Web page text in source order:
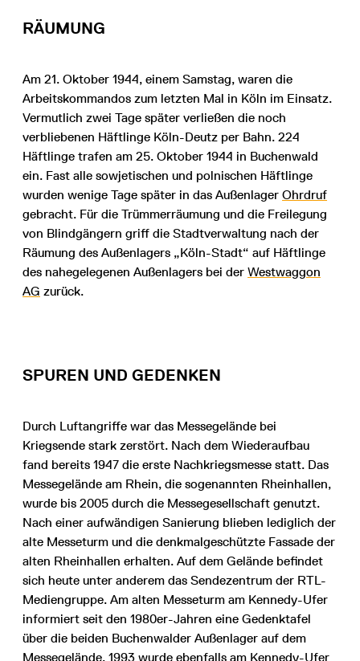
RÄUMUNG
Am 21. Oktober 1944, einem Samstag, waren die
Arbeitskommandos zum letzten Mal in Köln im Einsatz.
Vermutlich zwei Tage später verließen die noch
verbliebenen Häftlinge Köln-Deutz per Bahn. 224
Häftlinge trafen am 25. Oktober 1944 in Buchenwald
ein. Fast alle sowjetischen und polnischen Häftlinge
wurden wenige Tage später in das Außenlager Ohrdruf
gebracht. Für die Trümmerräumung und die Freilegung
von Blindgängern griff die Stadtverwaltung nach der
Räumung des Außenlagers „Köln-Stadt“ auf Häftlinge
des nahegelegenen Außenlagers bei der Westwaggon
AG zurück.
SPUREN UND GEDENKEN
Durch Luftangriffe war das Messegelände bei
Kriegsende stark zerstört. Nach dem Wiederaufbau
fand bereits 1947 die erste Nachkriegsmesse statt. Das
Messegelände am Rhein, die sogenannten Rheinhallen,
wurde bis 2005 durch die Messegesellschaft genutzt.
Nach einer aufwändigen Sanierung blieben lediglich der
alte Messeturm und die denkmalgeschützte Fassade der
alten Rheinhallen erhalten. Auf dem Gelände befindet
sich heute unter anderem das Sendezentrum der RTL-
Mediengruppe. Am alten Messeturm am Kennedy-Ufer
informiert seit den 1980er-Jahren eine Gedenktafel
über die beiden Buchenwalder Außenlager auf dem
Messegelände. 1993 wurde ebenfalls am Kennedy-Ufer